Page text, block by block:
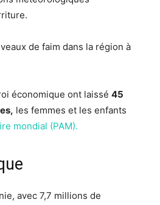
de faim dans la région à
économique ont laissé 45
les femmes et les enfants
mondial (PAM).
avec 7,7 millions de